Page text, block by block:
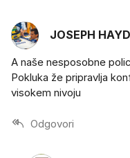
JOSEPH
A naše nesposobne
Pokluka že pripravlja
visokem nivoju
Odgovori